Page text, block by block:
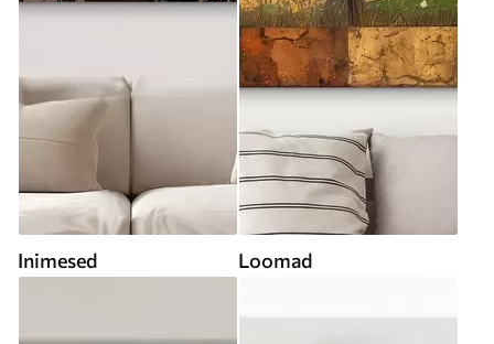
Inimesed Loomad